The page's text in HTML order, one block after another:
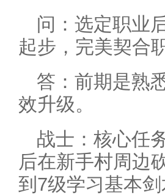
问：选定职业
起步，完美契合
答：前期是熟
效升级。
战士：核心任
后在新手村周边
到7级学习基本